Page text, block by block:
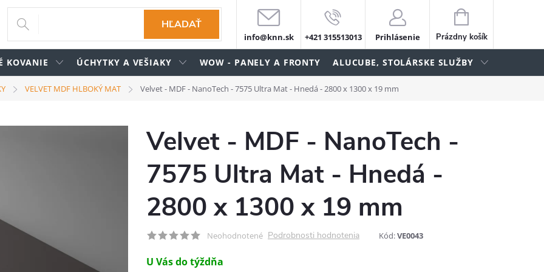
HĽADAŤ
info@knn.sk +421 315513013 Prihlásenie
NÁKUPNÝ
KOŠÍK
Prázdny košík
KOVANIE ÚCHYTKY A VEŠIAKY WOW - PANELY A FRONTY ALUCUBE, STOLÁRSKE SLUŽBY
VELVET MDF HLBOKÝ MAT Velvet - MDF - NanoTech - 7575 Ultra Mat - Hnedá - 2800 x 1300 x 19 mm
Velvet - MDF - NanoTech -
7575 Ultra Mat - Hnedá -
2800 x 1300 x 19 mm
Neohodnotené Podrobnosti hodnotenia Kód:VE0043
U Vás do týždňa